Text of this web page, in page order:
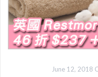
June 12, 2018